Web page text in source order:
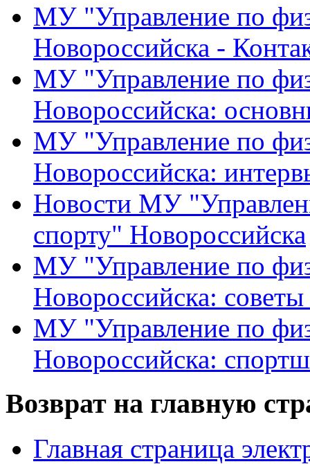
МУ "Управление по
Новороссийска -
МУ "Управление по
Новороссийска:
МУ "Управление по
Новороссийска:
Новости МУ
спорту" Новороссийска
МУ "Управление по
Новороссийска:
МУ "Управление по
Новороссийска:
Возврат на главную
Главная страница